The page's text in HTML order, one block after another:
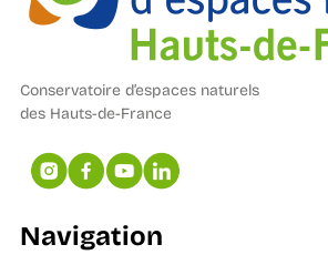
Conservatoire d’espaces naturels
des Hauts-de-France
Navigation